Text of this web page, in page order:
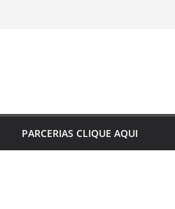
PARCERIAS CLIQUE AQUI